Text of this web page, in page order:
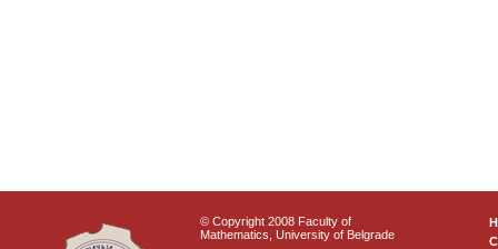
© Copyright 2008 Faculty of
Mathematics, University of Belgrade